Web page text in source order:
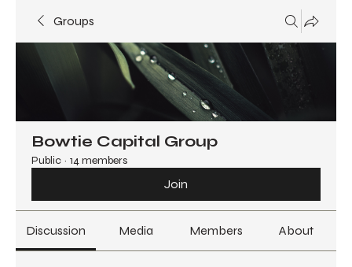
Groups
Bowtie Capital Group
Public · 14 members
Join
Discussion Media Members About